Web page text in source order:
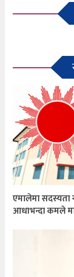
एमालेमा सदस्यता
आधाभन्दा कमले